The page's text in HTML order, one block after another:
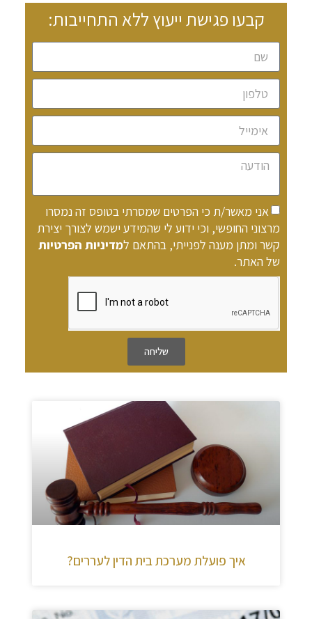
קבעו פגישת ייעוץ ללא התחייבות:
אני מאשר/ת כי הפרטים שמסרתי בטופס זה נמסרו
מרצוני החופשי, וכי ידוע לי שהמידע ישמש לצורך יצירת
קשר ומתן מענה לפנייתי, בהתאם למדיניות הפרטיות
של האתר.
שליחה
איך פועלת מערכת בית הדין לעררים?